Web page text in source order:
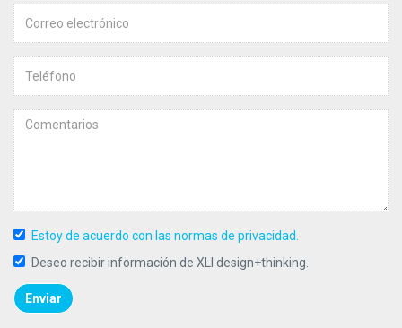
Estoy de acuerdo con las normas de privacidad.
Deseo recibir información de XLI design+thinking.
Enviar